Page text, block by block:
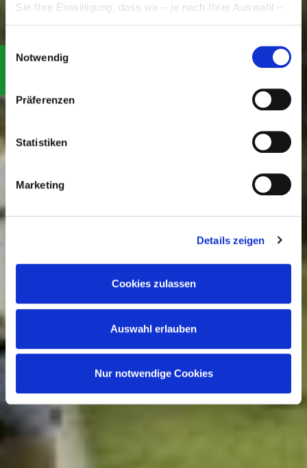
Sie Ihre Einwilligung, dass wir – je nach Ihrer Auswahl –
soziale Medien anbieten und Ihre Zugriffe auf unsere
Website analysieren und dabei Cookies verwenden
zu Ihrer Verwendung unserer Website an unsere Partner
Cookie-Richtlinie näher beschrieben sind. Unsere Partner
Verantwortung mit weiteren Daten zusammen, die Sie
anderweitig bereitgestellt haben oder durch die Partner
gesammelt werden. Der Umfang Ihrer Einwilligung richtet
sich nach Ihrer Auswahl der Kategorien des
Richtlinie
aufrufen. Sie können Ihre Einwilligung jederzeit
widerrufen, ohne dass hiervon die Zulässigkeit der
vorherigen Datenverarbeitung berührt wird.
Einwilligungsauswahl
Notwendig
Präferenzen
Statistiken
Marketing
Details zeigen
Cookies zulassen
Auswahl erlauben
Nur notwendige Cookies
Cycling